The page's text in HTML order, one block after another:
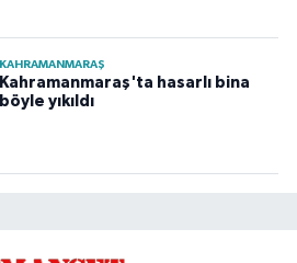
KAHRAMANMARAŞ
Kahramanmaraş'ta hasarlı bina
böyle yıkıldı